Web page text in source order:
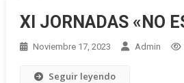
XI JORNADAS «NO
Noviembre 17, 2023 Admin
Seguir leyendo